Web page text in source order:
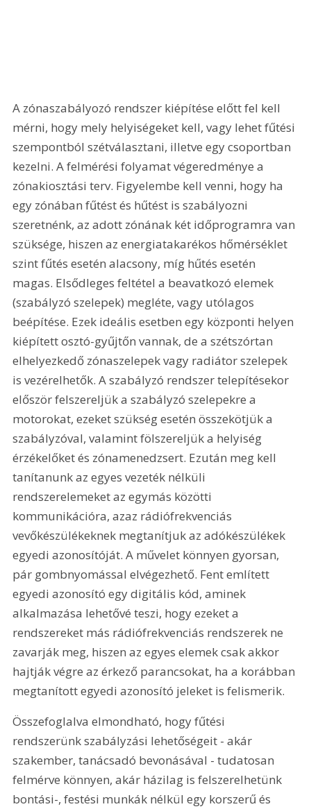
A zónaszabályozó rendszer kiépítése előtt fel kell
mérni, hogy mely helyiségeket kell, vagy lehet fűtési
szempontból szétválasztani, illetve egy csoportban
kezelni. A felmérési folyamat végeredménye a
zónakiosztási terv. Figyelembe kell venni, hogy ha
egy zónában fűtést és hűtést is szabályozni
szeretnénk, az adott zónának két időprogramra van
szüksége, hiszen az energiatakarékos hőmérséklet
szint fűtés esetén alacsony, míg hűtés esetén
magas. Elsődleges feltétel a beavatkozó elemek
(szabályzó szelepek) megléte, vagy utólagos
beépítése. Ezek ideális esetben egy központi helyen
kiépített osztó-gyűjtőn vannak, de a szétszórtan
elhelyezkedő zónaszelepek vagy radiátor szelepek
is vezérelhetők. A szabályzó rendszer telepítésekor
először felszereljük a szabályzó szelepekre a
motorokat, ezeket szükség esetén összekötjük a
szabályzóval, valamint fölszereljük a helyiség
érzékelőket és zónamenedzsert. Ezután meg kell
tanítanunk az egyes vezeték nélküli
rendszerelemeket az egymás közötti
kommunikációra, azaz rádiófrekvenciás
vevőkészülékeknek megtanítjuk az adókészülékek
egyedi azonosítóját. A művelet könnyen gyorsan,
pár gombnyomással elvégezhető. Fent említett
egyedi azonosító egy digitális kód, aminek
alkalmazása lehetővé teszi, hogy ezeket a
rendszereket más rádiófrekvenciás rendszerek ne
zavarják meg, hiszen az egyes elemek csak akkor
hajtják végre az érkező parancsokat, ha a korábban
megtanított egyedi azonosító jeleket is felismerik.
Összefoglalva elmondható, hogy fűtési
rendszerünk szabályzási lehetőségeit - akár
szakember, tanácsadó bevonásával - tudatosan
felmérve könnyen, akár házilag is felszerelhetünk
bontási-, festési munkák nélkül egy korszerű és